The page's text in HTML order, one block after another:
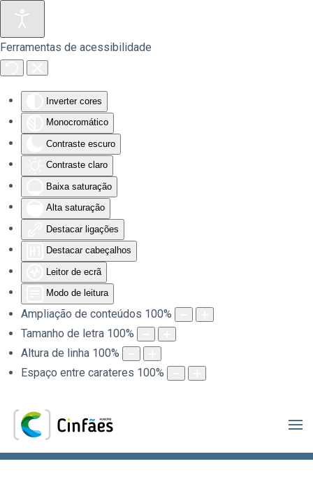
Ferramentas de acessibilidade
Inverter cores
Monocromático
Contraste escuro
Contraste claro
Baixa saturação
Alta saturação
Destacar ligações
Destacar cabeçalhos
Leitor de ecrã
Modo de leitura
Ampliação de conteúdos 100%
Tamanho de letra 100%
Altura de linha 100%
Espaço entre carateres 100%
Saltar para o conteúdo principal
.